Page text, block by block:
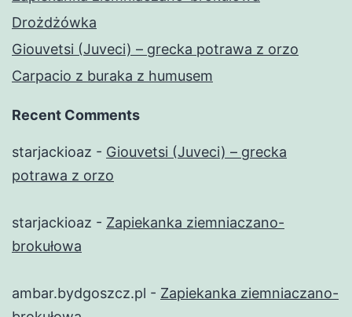
Drożdżówka
Giouvetsi (Juveci) – grecka potrawa z orzo
Carpacio z buraka z humusem
Recent Comments
starjackioaz - Giouvetsi (Juveci) – grecka
potrawa z orzo
starjackioaz - Zapiekanka ziemniaczano-
brokułowa
ambar.bydgoszcz.pl - Zapiekanka ziemniaczano-